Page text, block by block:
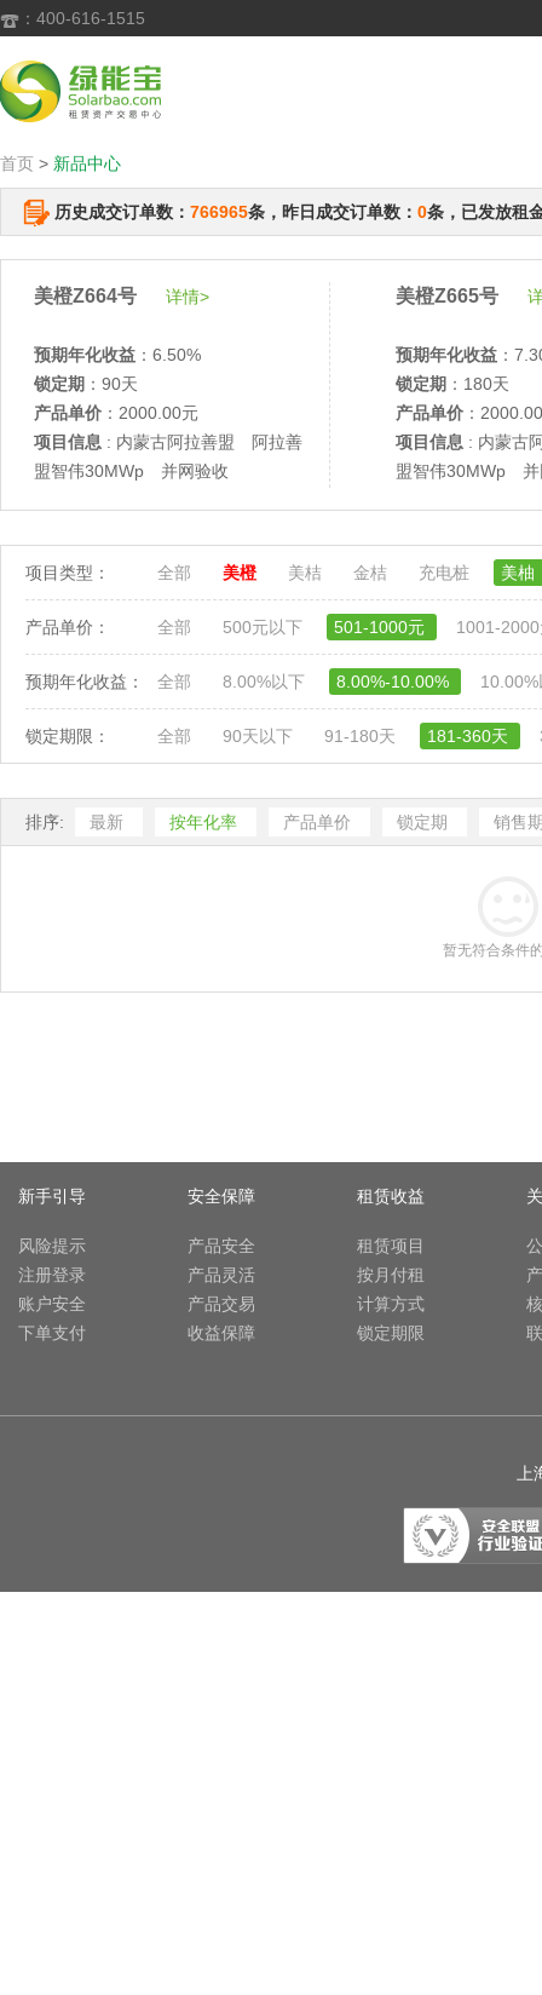
 ：400-616-1515
首页 > 新品中心
历史成交订单数： 766965条，昨日成交订单数： 0条，已发放租
美橙Z664号 详情>
预期年化收益 ：6.50%
锁定期 ：90天
产品单价 ：2000.00元
项目信息 : 内蒙古阿拉善盟 阿拉善
盟智伟30MWp 并网验收
美橙Z665号
预期年化收益 ：
锁定期 ：180天
产品单价 ：
项目信息 : 内蒙古
盟智伟30MWp 并
项目类型： 全部 美橙 美桔 金桔 充电桩 美柚
产品单价： 全部 500元以下 501-1000元 1001-
预期年化收益： 全部 8.00%以下 8.00%-10.00%
锁定期限： 全部 90天以下 91-180天 181-360天
排序: 最新 按年化率 产品单价 锁定期 销售
暂无符合条件
新手引导
风险提示
注册登录
账户安全
下单支付
安全保障
产品安全
产品灵活
产品交易
收益保障
租赁收益
租赁项目
按月付租
计算方式
锁定期限